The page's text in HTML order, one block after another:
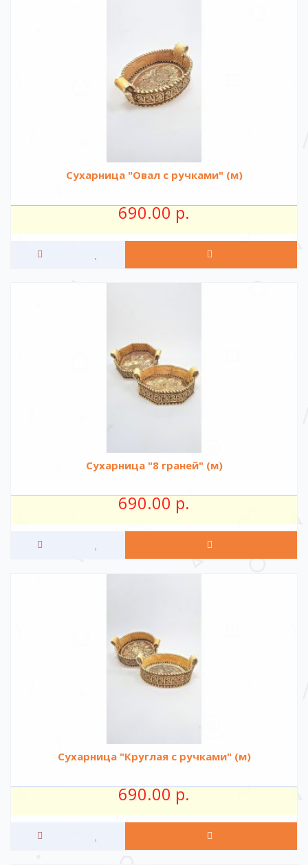
Сухарница "Овал с ручками" (м)
690.00 р.
Сухарница "8 граней" (м)
690.00 р.
Сухарница "Круглая с ручками" (м)
690.00 р.